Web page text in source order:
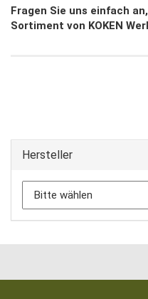
Fragen Sie uns einfach
Sortiment von KOKEN
Hersteller